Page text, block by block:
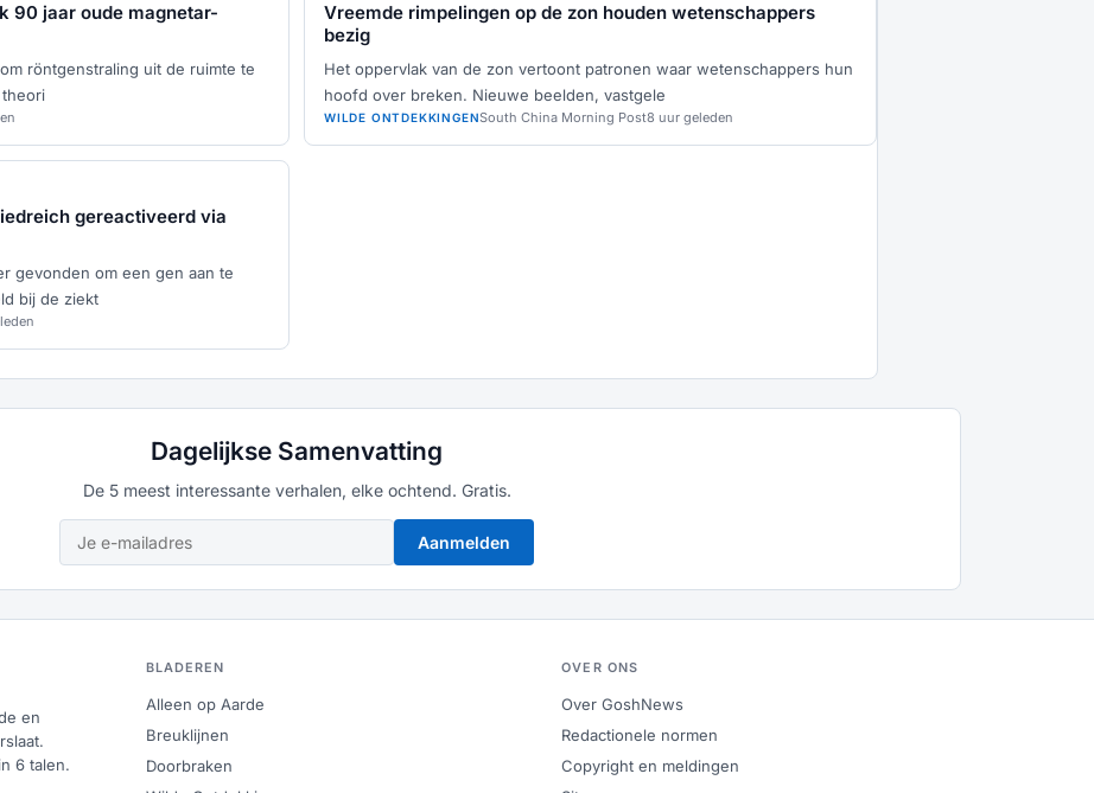
90 jaar oude magnetar-
röntgenstraling uit de ruimte te
Vreemde rimpelingen op de zon houden wetenschappers
bezig
Het oppervlak van de zon vertoont patronen waar wetenschappers hun
hoofd over breken. Nieuwe beelden, vastgele
WILDE ONTDEKKINGENSouth China Morning Post8 uur geleden
gereactiveerd via
gevonden om een gen aan te
bij de ziekt
Dagelijkse Samenvatting
De 5 meest interessante verhalen, elke ochtend. Gratis.
Aanmelden
en
6 talen.
BLADEREN
Alleen op Aarde
Breuklijnen
Doorbraken
OVER ONS
Over GoshNews
Redactionele normen
Copyright en meldingen